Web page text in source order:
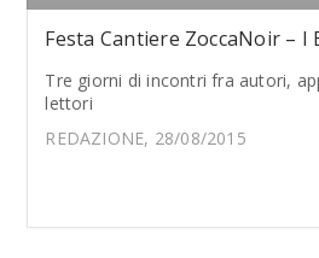
Festa Cantiere ZoccaNoir – I
Tre giorni di incontri fra autori,
lettori
REDAZIONE, 28/08/2015